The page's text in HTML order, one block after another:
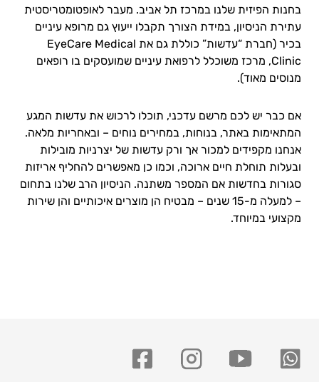
בחנות הפיזית שלנו במרכז תל אביב. מעבר לאופטומטריסטית
עתירת הניסיון, במידת הצורך תקבלו ייעוץ גם מרופא עיניים
בכיר (חברת “עדשות” כוללת גם את EyeCare Medical
Clinic, מרכז משוכלל לרפואת עיניים שמועסקים בו רופאים
מנוסים מאוד).
אם כבר יש לכם מרשם עדכני, תוכלו לרכוש את עדשות המגע
המתאימות באתר, בנוחות, במחירים נוחים – ובאחריות מלאה.
אנחנו מקפידים למכור אך ורק עדשות של יצרניות מובילות
ובעלות תוחלת חיים ארוכה, וכמו כן מאפשרים להחליף אריזות
סגורות בחדשות אם המספר משתנה. הניסיון הרב שלנו בתחום
– למעלה מ-15 שנים – מבטיח הן מוצרים איכותיים והן שירות
מקצועי במיוחד.